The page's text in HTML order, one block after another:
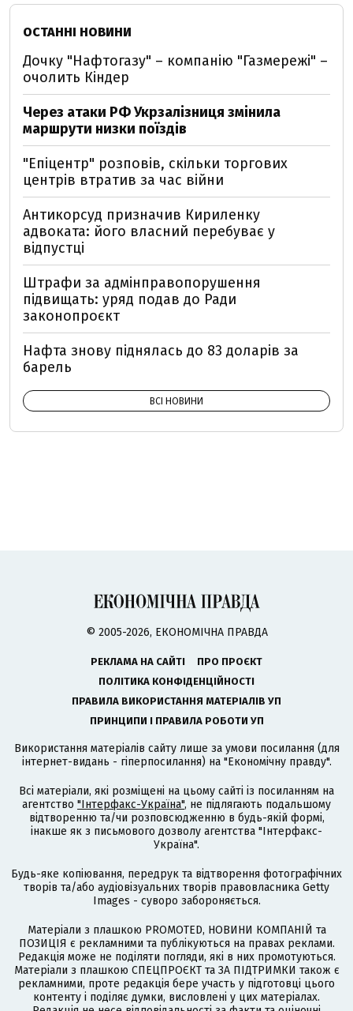
ОСТАННІ НОВИНИ
Дочку "Нафтогазу" – компанію "Газмережі" –
очолить Кіндер
Через атаки РФ Укрзалізниця змінила
маршрути низки поїздів
"Епіцентр" розповів, скільки торгових
центрів втратив за час війни
Антикорсуд призначив Кириленку
адвоката: його власний перебуває у
відпустці
Штрафи за адмінправопорушення
підвищать: уряд подав до Ради
законопроєкт
Нафта знову піднялась до 83 доларів за
барель
ВСІ НОВИНИ
© 2005-2026, ЕКОНОМІЧНА ПРАВДА
РЕКЛАМА НА САЙТІ
ПРО ПРОЄКТ
ПОЛІТИКА КОНФІДЕНЦІЙНОСТІ
ПРАВИЛА ВИКОРИСТАННЯ МАТЕРІАЛІВ УП
ПРИНЦИПИ І ПРАВИЛА РОБОТИ УП
Використання матеріалів сайту лише за умови посилання (для
інтернет-видань - гіперпосилання) на "Економічну правду".
Всі матеріали, які розміщені на цьому сайті із посиланням на
агентство "Інтерфакс-Україна", не підлягають подальшому
відтворенню та/чи розповсюдженню в будь-якій формі,
інакше як з письмового дозволу агентства "Інтерфакс-
Україна".
Будь-яке копіювання, передрук та відтворення фотографічних
творів та/або аудіовізуальних творів правовласника Getty
Images - суворо забороняється.
Матеріали з плашкою PROMOTED, НОВИНИ КОМПАНІЙ та
ПОЗИЦІЯ є рекламними та публікуються на правах реклами.
Редакція може не поділяти погляди, які в них промотуються.
Матеріали з плашкою СПЕЦПРОЄКТ та ЗА ПІДТРИМКИ також є
рекламними, проте редакція бере участь у підготовці цього
контенту і поділяє думки, висловлені у цих матеріалах.